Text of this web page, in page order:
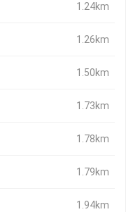
1.24km
1.26km
1.50km
1.73km
1.78km
1.79km
1.94km